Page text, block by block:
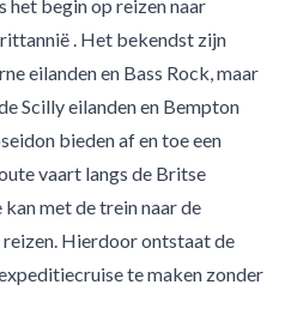
het begin op reizen naar
. Het bekendst zijn
eilanden en Bass Rock, maar
Scilly eilanden en Bempton
bieden af en toe een
vaart langs de Britse
kan met de trein naar de
Hierdoor ontstaat de
te maken zonder